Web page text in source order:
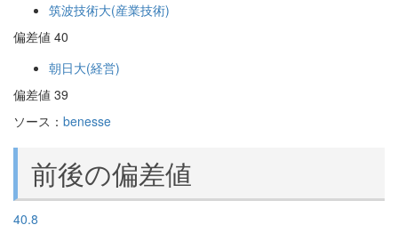
筑波技術大(産業技術)
偏差値 40
朝日大(経営)
偏差値 39
ソース： benesse
前後の偏差値
40.8